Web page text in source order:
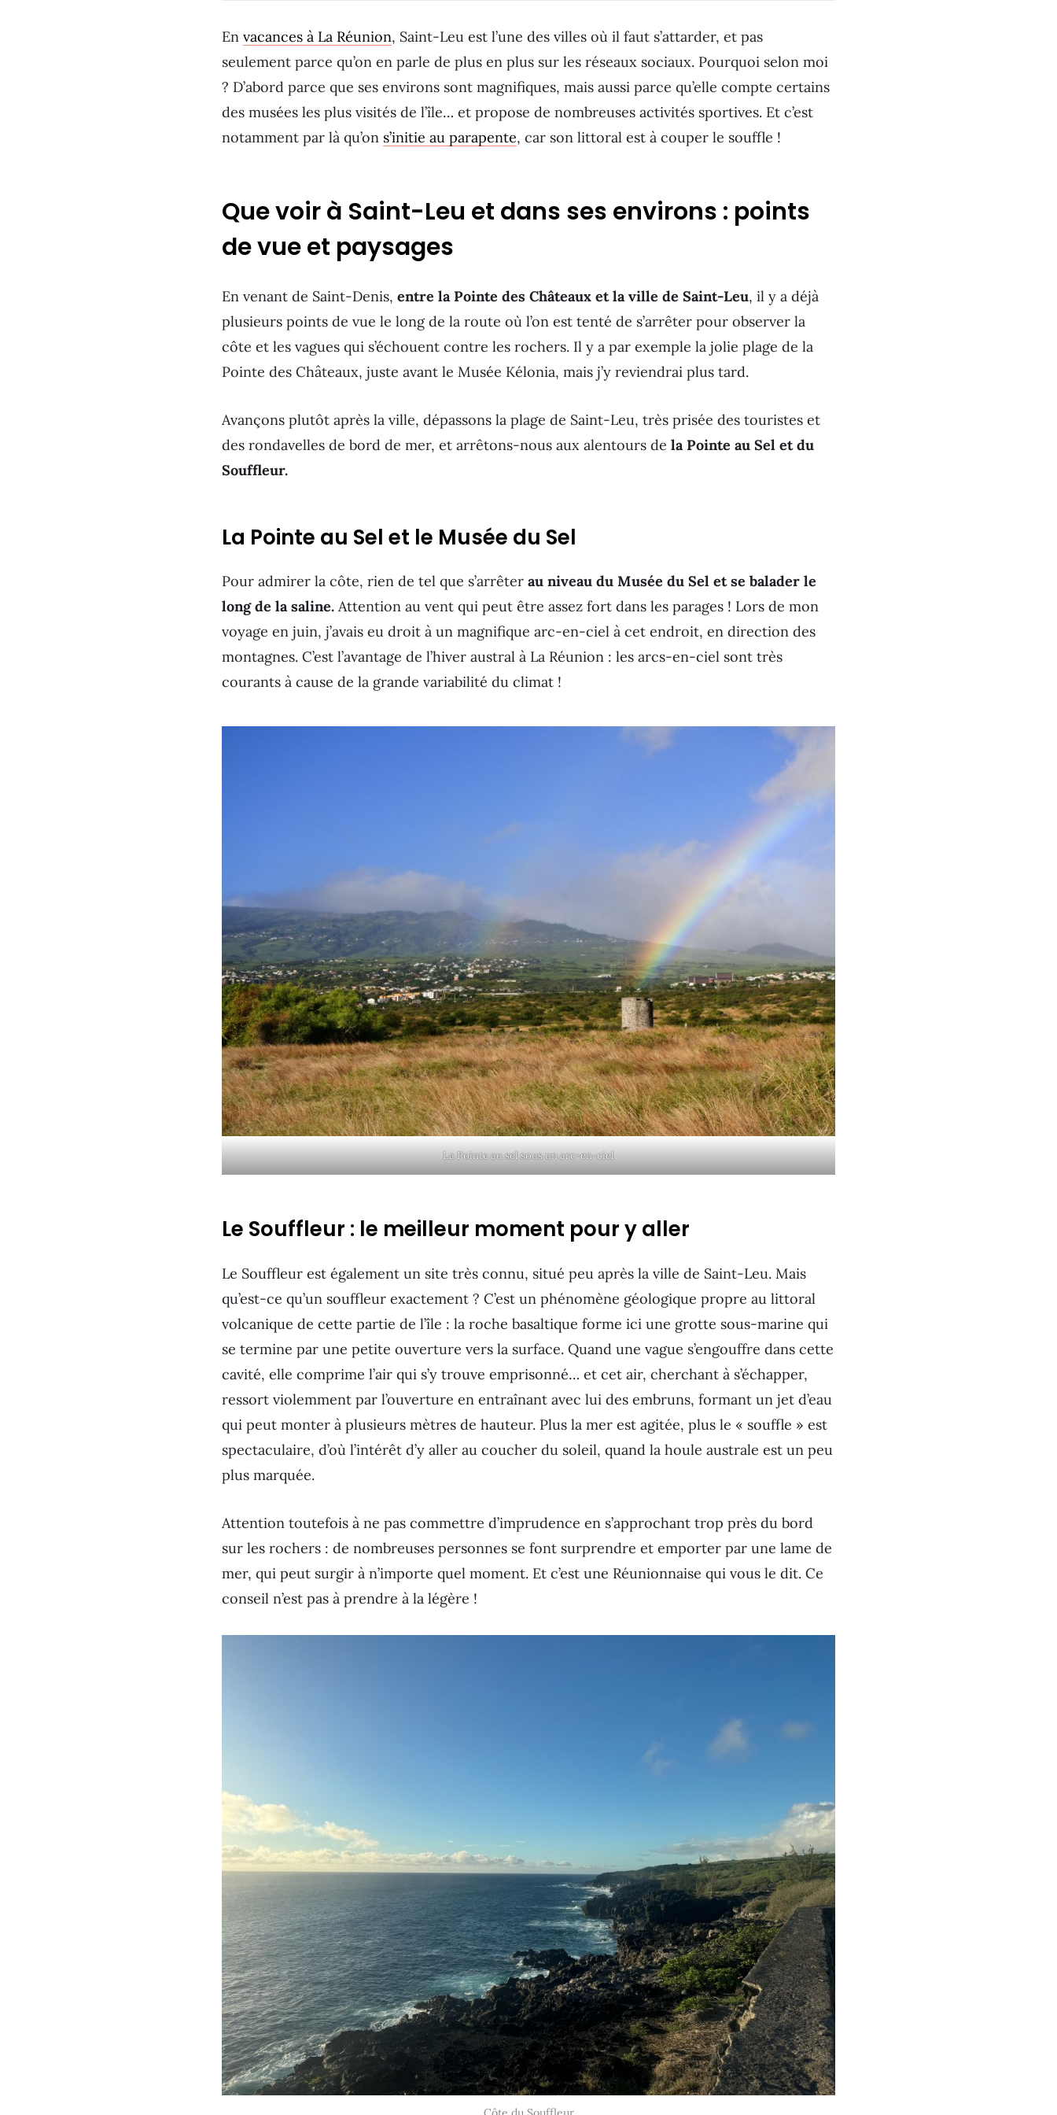
En vacances à La Réunion, Saint-Leu est l’une des villes où il faut s’attarder, et pas
seulement parce qu’on en parle de plus en plus sur les réseaux sociaux. Pourquoi selon moi
? D’abord parce que ses environs sont magnifiques, mais aussi parce qu’elle compte certains
des musées les plus visités de l’île… et propose de nombreuses activités sportives. Et c’est
notamment par là qu’on s’initie au parapente, car son littoral est à couper le souffle !
Que voir à Saint-Leu et dans ses environs : points
de vue et paysages
En venant de Saint-Denis, entre la Pointe des Châteaux et la ville de Saint-Leu, il y a déjà
plusieurs points de vue le long de la route où l’on est tenté de s’arrêter pour observer la
côte et les vagues qui s’échouent contre les rochers. Il y a par exemple la jolie plage de la
Pointe des Châteaux, juste avant le Musée Kélonia, mais j’y reviendrai plus tard.
Avançons plutôt après la ville, dépassons la plage de Saint-Leu, très prisée des touristes et
des rondavelles de bord de mer, et arrêtons-nous aux alentours de la Pointe au Sel et du
Souffleur.
La Pointe au Sel et le Musée du Sel
Pour admirer la côte, rien de tel que s’arrêter au niveau du Musée du Sel et se balader le
long de la saline. Attention au vent qui peut être assez fort dans les parages ! Lors de mon
voyage en juin, j’avais eu droit à un magnifique arc-en-ciel à cet endroit, en direction des
montagnes. C’est l’avantage de l’hiver austral à La Réunion : les arcs-en-ciel sont très
courants à cause de la grande variabilité du climat !
La Pointe au sel sous un arc-en-ciel
Le Souffleur : le meilleur moment pour y aller
Le Souffleur est également un site très connu, situé peu après la ville de Saint-Leu. Mais
qu’est-ce qu’un souffleur exactement ? C’est un phénomène géologique propre au littoral
volcanique de cette partie de l’île : la roche basaltique forme ici une grotte sous-marine qui
se termine par une petite ouverture vers la surface. Quand une vague s’engouffre dans cette
cavité, elle comprime l’air qui s’y trouve emprisonné… et cet air, cherchant à s’échapper,
ressort violemment par l’ouverture en entraînant avec lui des embruns, formant un jet d’eau
qui peut monter à plusieurs mètres de hauteur. Plus la mer est agitée, plus le « souffle » est
spectaculaire, d’où l’intérêt d’y aller au coucher du soleil, quand la houle australe est un peu
plus marquée.
Attention toutefois à ne pas commettre d’imprudence en s’approchant trop près du bord
sur les rochers : de nombreuses personnes se font surprendre et emporter par une lame de
mer, qui peut surgir à n’importe quel moment. Et c’est une Réunionnaise qui vous le dit. Ce
conseil n’est pas à prendre à la légère !